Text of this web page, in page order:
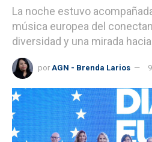
La noche estuvo
música europea del
diversidad y una mirada
por AGN - Brenda Larios